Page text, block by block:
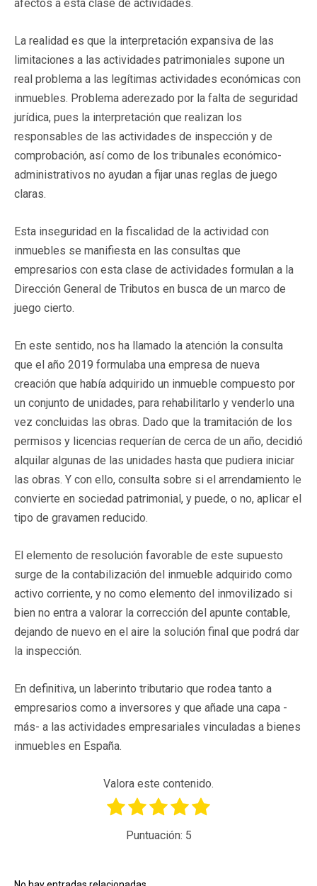
afectos a esta clase de actividades.
La realidad es que la interpretación expansiva de las
limitaciones a las actividades patrimoniales supone un
real problema a las legítimas actividades económicas con
inmuebles. Problema aderezado por la falta de seguridad
jurídica, pues la interpretación que realizan los
responsables de las actividades de inspección y de
comprobación, así como de los tribunales económico-
administrativos no ayudan a fijar unas reglas de juego
claras.
Esta inseguridad en la fiscalidad de la actividad con
inmuebles se manifiesta en las consultas que
empresarios con esta clase de actividades formulan a la
Dirección General de Tributos en busca de un marco de
juego cierto.
En este sentido, nos ha llamado la atención la consulta
que el año 2019 formulaba una empresa de nueva
creación que había adquirido un inmueble compuesto por
un conjunto de unidades, para rehabilitarlo y venderlo una
vez concluidas las obras. Dado que la tramitación de los
permisos y licencias requerían de cerca de un año, decidió
alquilar algunas de las unidades hasta que pudiera iniciar
las obras. Y con ello, consulta sobre si el arrendamiento le
convierte en sociedad patrimonial, y puede, o no, aplicar el
tipo de gravamen reducido.
El elemento de resolución favorable de este supuesto
surge de la contabilización del inmueble adquirido como
activo corriente, y no como elemento del inmovilizado si
bien no entra a valorar la corrección del apunte contable,
dejando de nuevo en el aire la solución final que podrá dar
la inspección.
En definitiva, un laberinto tributario que rodea tanto a
empresarios como a inversores y que añade una capa -
más- a las actividades empresariales vinculadas a bienes
inmuebles en España.
Valora este contenido.
Puntuación: 5